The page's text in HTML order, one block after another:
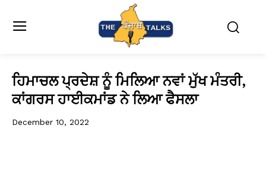
ਹਿਮਾਚਲ ਪ੍ਰਦੇਸ਼ ਨੂੰ ਮਿਲਿਆ ਨਵਾਂ ਮੁੱਖ ਮੰਤਰੀ,
ਕਾਂਗਰਸ ਹਾਈਕਮਾਂਡ ਨੇ ਲਿਆ ਫੈਸਲਾ
December 10, 2022